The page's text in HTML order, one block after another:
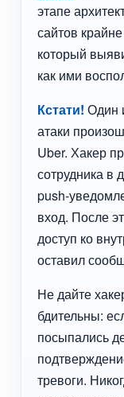
этапе
сайтов
который
как ими
Кстати! Один
атаки
Uber. Хакер
сотрудника в
push-
вход. После
доступ ко
оставил
Не дайте
бдительны:
посыпались
тревоги.